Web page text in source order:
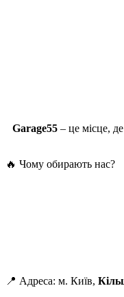
Garage55 – це місце,
🔥 Чому обирають нас?
📍 Адреса: м. Київ,